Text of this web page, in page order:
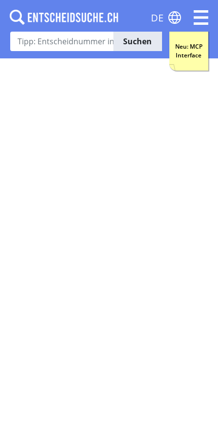
Suchen
Neu: MCP
Interface
DE